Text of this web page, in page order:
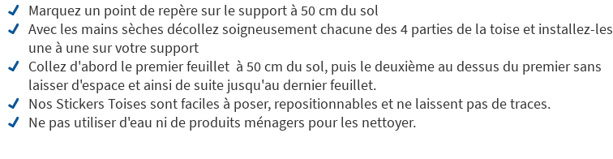
Marquez un point de repère sur le support à 50 cm du sol
Avec les mains sèches décollez soigneusement chacune des 4 parties de la toise et installez-les
une à une sur votre support
Collez d'abord le premier feuillet à 50 cm du sol, puis le deuxième au dessus du premier sans
laisser d'espace et ainsi de suite jusqu'au dernier feuillet.
Nos Stickers Toises sont faciles à poser, repositionnables et ne laissent pas de traces.
Ne pas utiliser d'eau ni de produits ménagers pour les nettoyer.